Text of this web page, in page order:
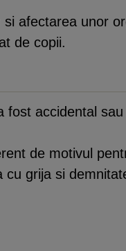
afectarea unor
de copii.
fost accidental
de motivul
cu grija si